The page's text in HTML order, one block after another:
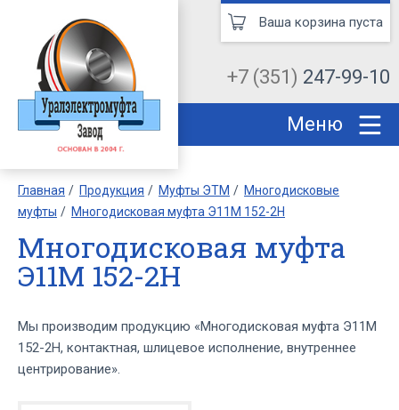
+7 (351) 247-99-10
Ваша корзина пуста
Меню
Главная Продукция Муфты ЭТМ
Многодисковые
муфты
Многодисковая муфта Э11М 152-2Н
Многодисковая муфта
Э11М 152-2Н
Мы производим продукцию «Многодисковая муфта Э11М
152-2Н, контактная, шлицевое исполнение, внутреннее
центрирование».